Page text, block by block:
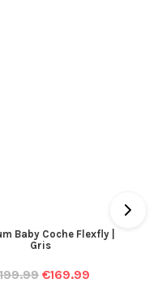
Baby Coche Flexfly |
Gris
199.99 €169.99